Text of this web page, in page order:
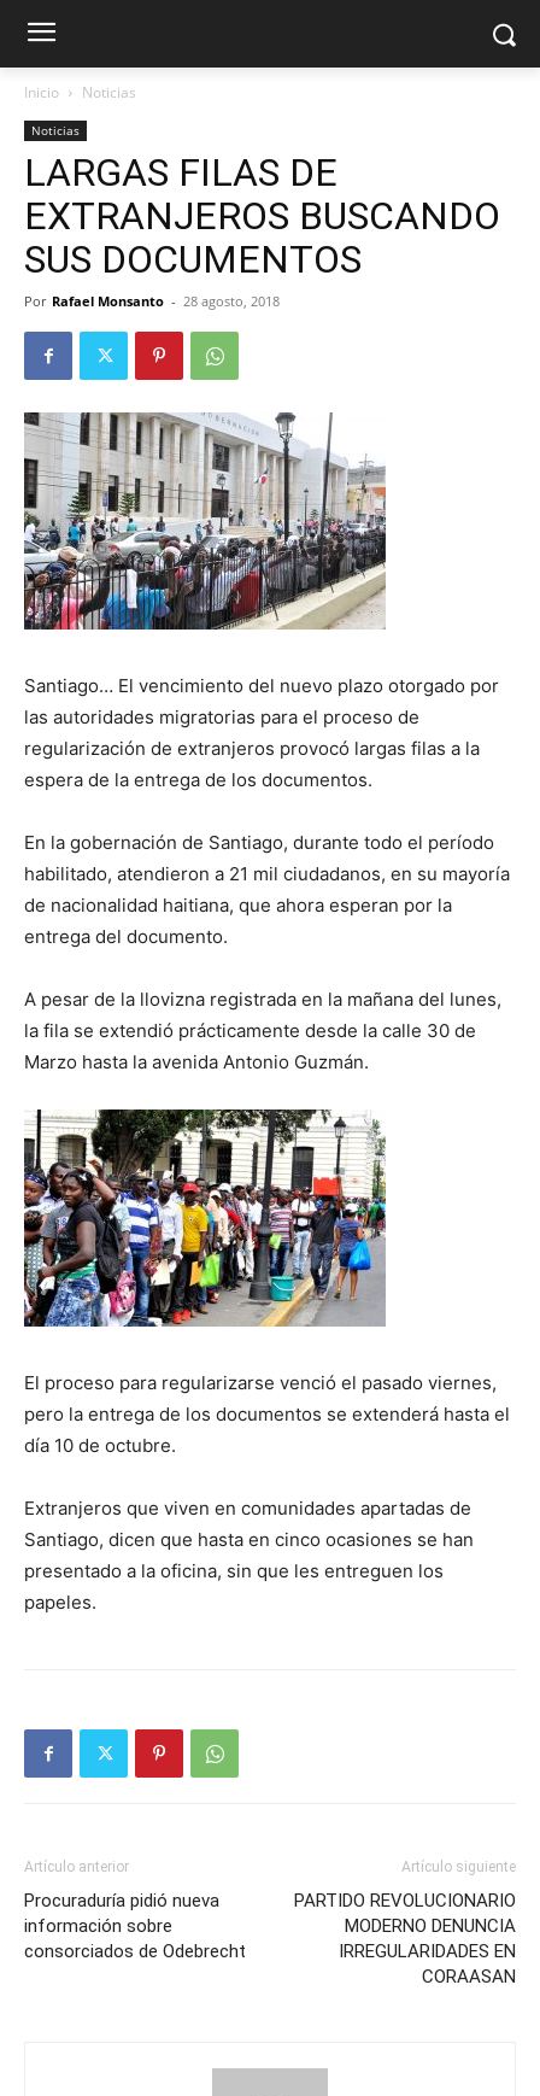
Inicio Noticias
Noticias
LARGAS FILAS DE
EXTRANJEROS BUSCANDO
SUS DOCUMENTOS
Por Rafael Monsanto - 28 agosto, 2018
Santiago… El vencimiento del nuevo plazo otorgado por
las autoridades migratorias para el proceso de
regularización de extranjeros provocó largas filas a la
espera de la entrega de los documentos.
En la gobernación de Santiago, durante todo el período
habilitado, atendieron a 21 mil ciudadanos, en su mayoría
de nacionalidad haitiana, que ahora esperan por la
entrega del documento.
A pesar de la llovizna registrada en la mañana del lunes,
la fila se extendió prácticamente desde la calle 30 de
Marzo hasta la avenida Antonio Guzmán.
El proceso para regularizarse venció el pasado viernes,
pero la entrega de los documentos se extenderá hasta el
día 10 de octubre.
Extranjeros que viven en comunidades apartadas de
Santiago, dicen que hasta en cinco ocasiones se han
presentado a la oficina, sin que les entreguen los
papeles.
Artículo anterior
Procuraduría pidió nueva
información sobre
consorciados de Odebrecht
Artículo siguiente
PARTIDO REVOLUCIONARIO
MODERNO DENUNCIA
IRREGULARIDADES EN
CORAASAN